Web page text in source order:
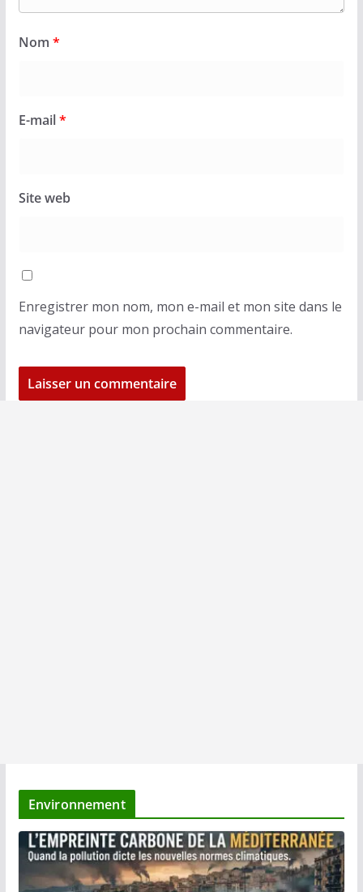
Nom *
E-mail*
Site web
Enregistrer mon nom, mon e-mail et mon site dans le
navigateur pour mon prochain commentaire.
Environnement